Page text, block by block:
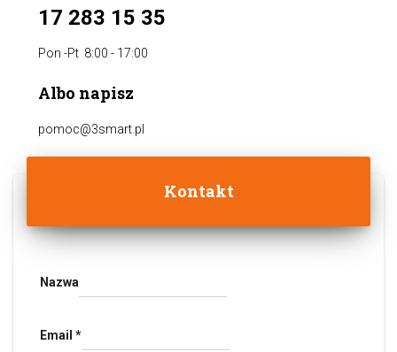
17 283 15 35
Pon -Pt 8:00 - 17:00
Albo napisz
pomoc@3smart.pl
Kontakt
Nazwa
Email *